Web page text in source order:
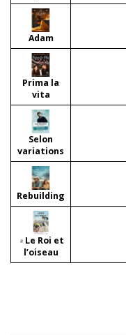
Adam
Prima la
vita
Selon
variations
Rebuilding
Le Roi et
l’oiseau